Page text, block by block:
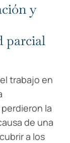
y
parcial
trabajo en
la
de una
a los